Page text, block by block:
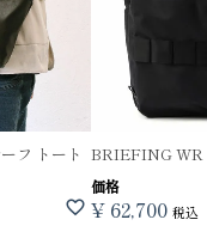
フ トート BRIEFING WR
価格
¥ 62,700 税込